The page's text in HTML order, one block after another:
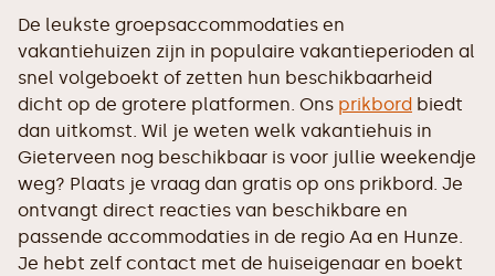
De leukste groepsaccommodaties en
vakantiehuizen zijn in populaire vakantieperioden al
snel volgeboekt of zetten hun beschikbaarheid
dicht op de grotere platformen. Ons prikbord biedt
dan uitkomst. Wil je weten welk vakantiehuis in
Gieterveen nog beschikbaar is voor jullie weekendje
weg? Plaats je vraag dan gratis op ons prikbord. Je
ontvangt direct reacties van beschikbare en
passende accommodaties in de regio Aa en Hunze.
Je hebt zelf contact met de huiseigenaar en boekt